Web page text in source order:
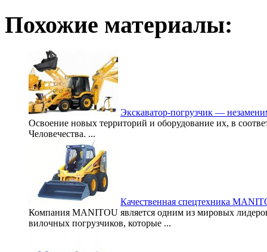
Похожие материалы:
Экскаватор-погрузчик —
Освоение новых территорий и оборудование их, в
Человечества. ...
Качественная спецтехника
Компания MANITOU является одним из мировых
вилочных погрузчиков, которые ...